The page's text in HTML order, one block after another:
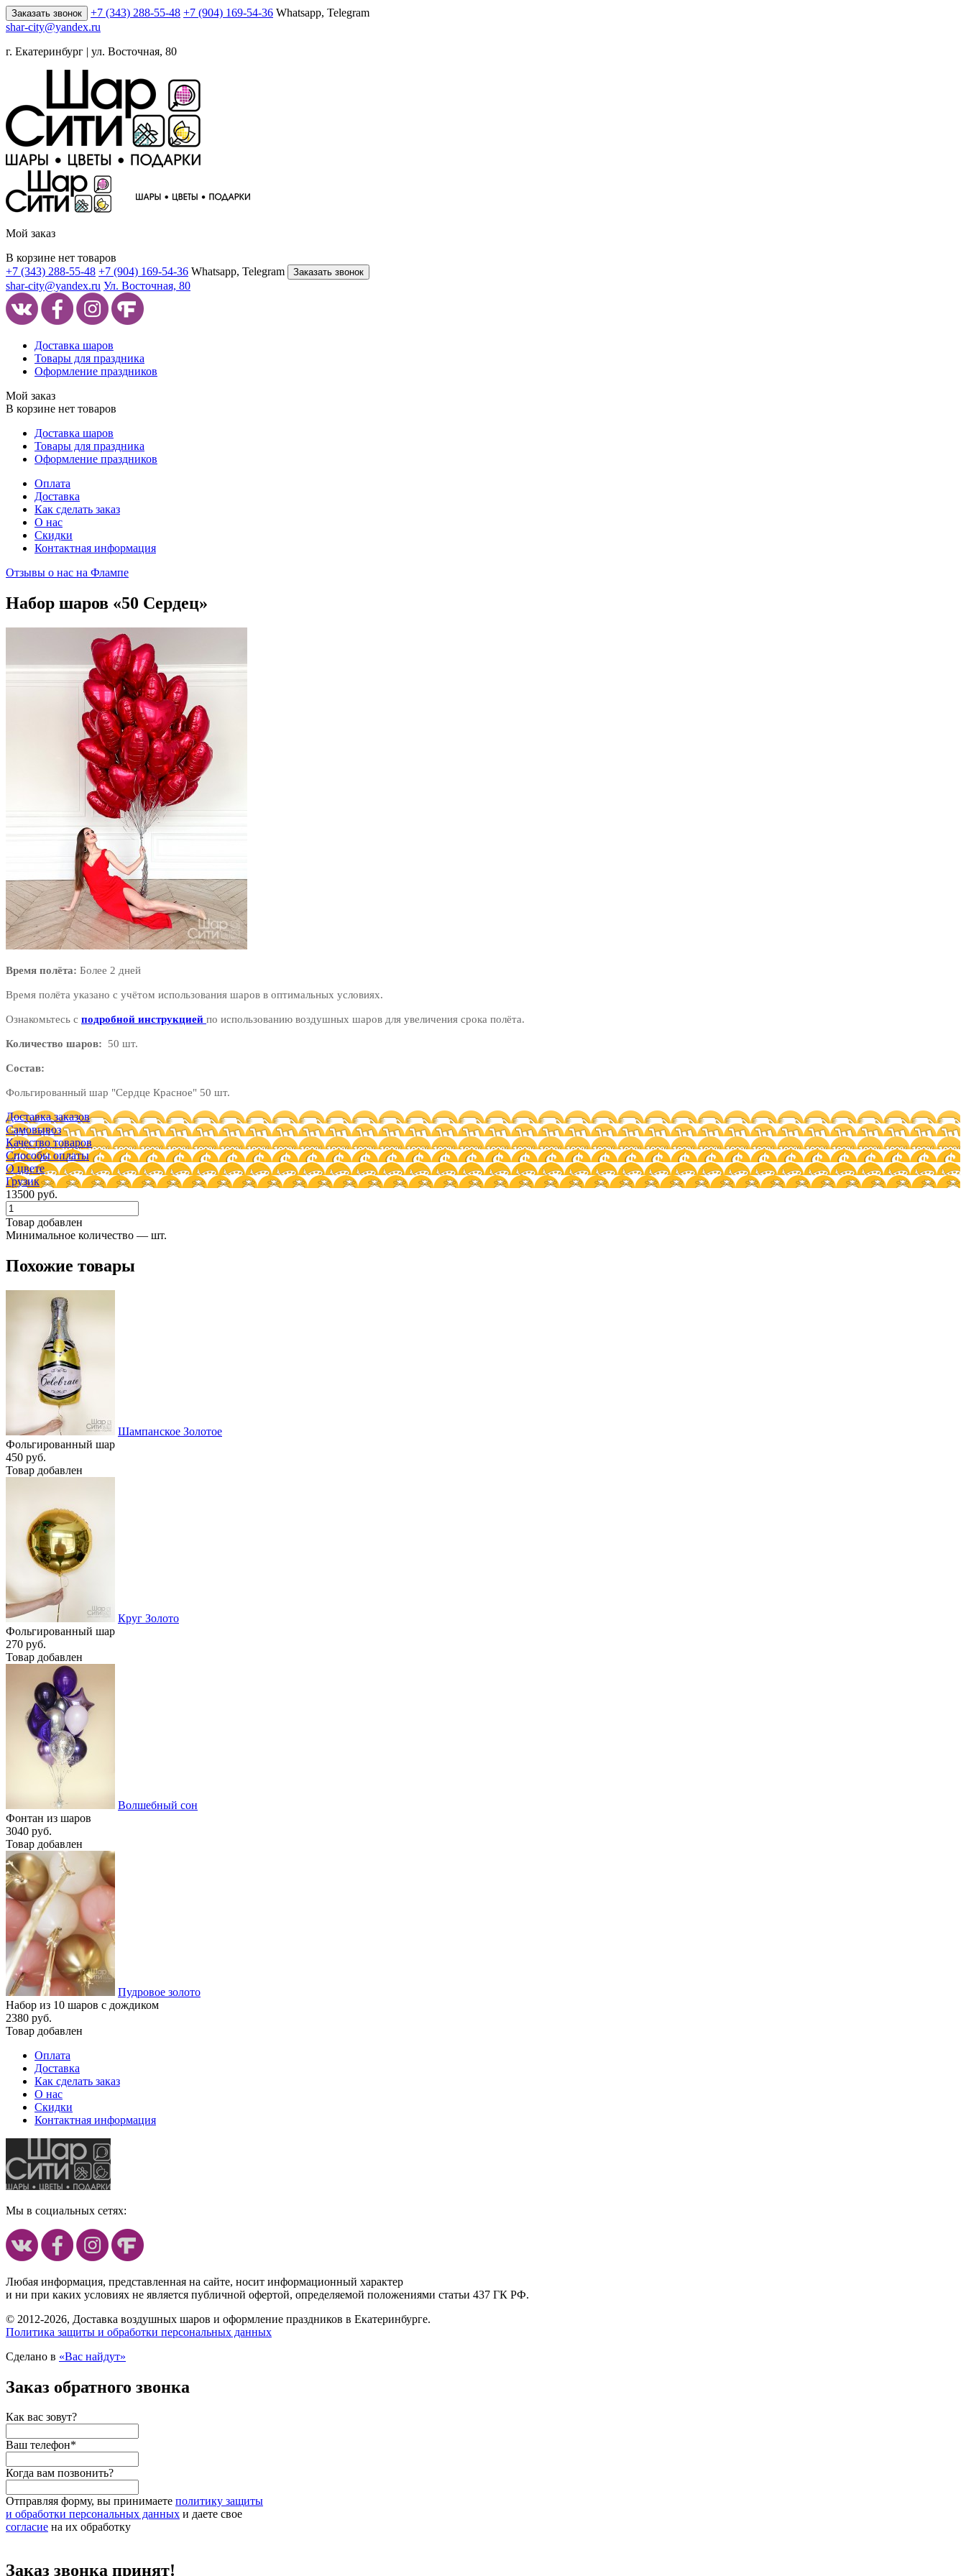
Заказать звонок +7 (343) 288-55-48 +7 (904) 169-54-36 Whatsapp, Telegram
shar-city@yandex.ru
г. Екатеринбург | ул. Восточная, 80
Мой заказ
В корзине нет товаров
+7 (343) 288-55-48 +7 (904) 169-54-36 Whatsapp, Telegram Заказать звонок
shar-city@yandex.ru Ул. Восточная, 80
Доставка шаров
Товары для праздника
Оформление праздников
Мой заказ
В корзине нет товаров
Доставка шаров
Товары для праздника
Оформление праздников
Оплата
Доставка
Как сделать заказ
О нас
Скидки
Контактная информация
Отзывы о нас на Флампе
Набор шаров «50 Сердец»
Время полёта: Более 2 дней
Время полёта указано с учётом использования шаров в оптимальных условиях.
Ознакомьтесь с подробной инструкцией по использованию воздушных шаров для увеличения срока полёта.
Количество шаров: 50 шт.
Состав:
Фольгированный шар "Сердце Красное" 50 шт.
Доставка заказов
Самовывоз
Качество товаров
Способы оплаты
О цвете
Грузик
13500 руб.
Товар добавлен
Минимальное количество — шт.
Похожие товары
Шампанское Золотое
Фольгированный шар
450 руб.
Товар добавлен
Круг Золото
Фольгированный шар
270 руб.
Товар добавлен
Волшебный сон
Фонтан из шаров
3040 руб.
Товар добавлен
Пудровое золото
Набор из 10 шаров с дождиком
2380 руб.
Товар добавлен
Оплата
Доставка
Как сделать заказ
О нас
Скидки
Контактная информация
Мы в социальных сетях:
Любая информация, представленная на сайте, носит информационный характер
и ни при каких условиях не является публичной офертой, определяемой положениями статьи 437 ГК РФ.
© 2012-2026, Доставка воздушных шаров и оформление праздников в Екатеринбурге.
Политика защиты и обработки персональных данных
Сделано в «Вас найдут»
Заказ обратного звонка
Как вас зовут?
Ваш телефон*
Когда вам позвонить?
Отправляя форму, вы принимаете политику защиты
и обработки персональных данных и даете свое
согласие на их обработку
Заказ звонка принят!